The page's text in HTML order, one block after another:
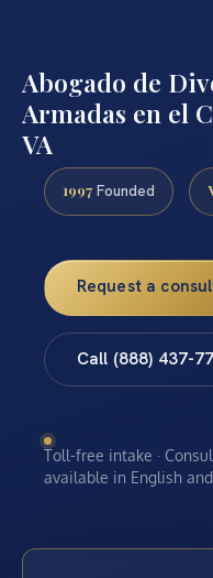
Abogado de
Armadas en el
VA
1997 Founded
Request a
Call (888) 437-
Toll-free intake ·
available in English